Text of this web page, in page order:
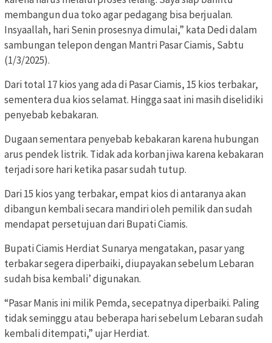
membangun dua toko agar pedagang bisa berjualan.
Insyaallah, hari Senin prosesnya dimulai,” kata Dedi dalam
sambungan telepon dengan Mantri Pasar Ciamis, Sabtu
(1/3/2025).
Dari total 17 kios yang ada di Pasar Ciamis, 15 kios terbakar,
sementera dua kios selamat. Hingga saat ini masih diselidiki
penyebab kebakaran.
Dugaan sementara penyebab kebakaran karena hubungan
arus pendek listrik. Tidak ada korban jiwa karena kebakaran
terjadi sore hari ketika pasar sudah tutup.
Dari 15 kios yang terbakar, empat kios di antaranya akan
dibangun kembali secara mandiri oleh pemilik dan sudah
mendapat persetujuan dari Bupati Ciamis.
Bupati Ciamis Herdiat Sunarya mengatakan, pasar yang
terbakar segera diperbaiki, diupayakan sebelum Lebaran
sudah bisa kembali’ digunakan.
“Pasar Manis ini milik Pemda, secepatnya diperbaiki. Paling
tidak seminggu atau beberapa hari sebelum Lebaran sudah
kembali ditempati,” ujar Herdiat.